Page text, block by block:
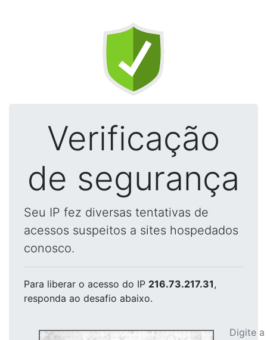
Verificação
de segurança
Seu IP fez diversas tentativas de
acessos suspeitos a sites hospedados
conosco.
Para liberar o acesso do IP 216.73.217.31,
responda ao desafio abaixo.
Digite